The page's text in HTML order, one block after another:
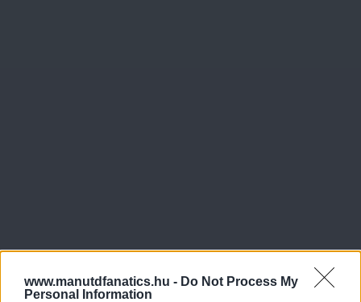
www.manutdfanatics.hu - Do Not Process My
Personal Information